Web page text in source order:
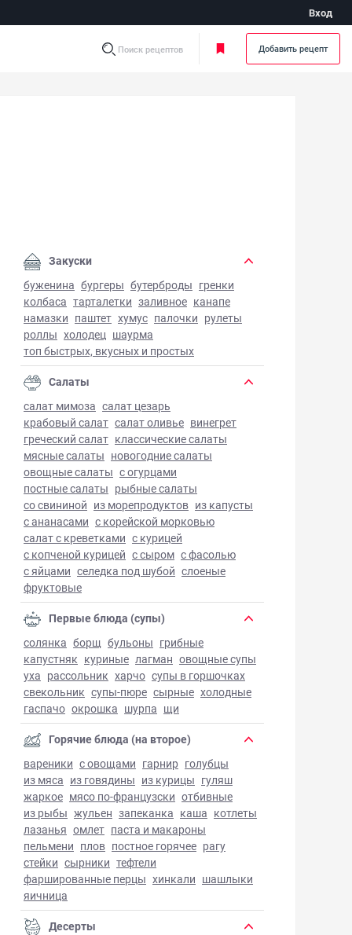
Вход
Поиск рецептов Добавить рецепт
с квашеной капустой - фото готового блюда
Закуски
буженина бургеры бутерброды гренки
колбаса тарталетки заливное канапе
намазки паштет хумус палочки рулеты
роллы холодец шаурма
топ быстрых, вкусных и простых
Салаты
салат мимоза салат цезарь
крабовый салат салат оливье винегрет
греческий салат классические салаты
мясные салаты новогодние салаты
овощные салаты с огурцами
постные салаты рыбные салаты
со свининой из морепродуктов из капусты
с ананасами с корейской морковью
салат с креветками с курицей
с копченой курицей с сыром с фасолью
с яйцами селедка под шубой слоеные
фруктовые
Первые блюда (супы)
солянка борщ бульоны грибные
капустняк куриные лагман овощные супы
уха рассольник харчо супы в горшочках
свекольник супы-пюре сырные холодные
гаспачо окрошка шурпа щи
Горячие блюда (на второе)
вареники с овощами гарнир голубцы
из мяса из говядины из курицы гуляш
жаркое мясо по-французски отбивные
из рыбы жульен запеканка каша котлеты
лазанья омлет паста и макароны
пельмени плов постное горячее рагу
стейки сырники тефтели
фаршированные перцы хинкали шашлыки
яичница
Десерты